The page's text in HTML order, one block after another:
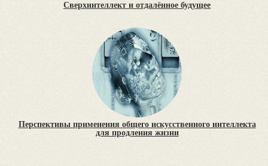
Сверхинтеллект и отдалённое будущее
Перспективы применения общего искусственного интеллекта
для продления жизни